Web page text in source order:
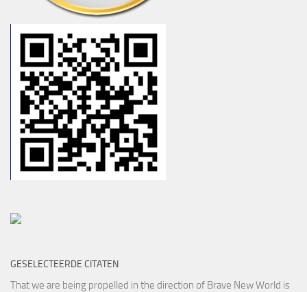
GESELECTEERDE CITATEN
That we are being propelled in the direction of Brave New World is